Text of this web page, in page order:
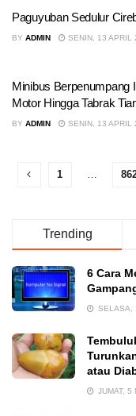
Paguyuban Sedulur
BY ADMIN SENIN, 13 APRIL
Minibus Berpenumpang
Motor Hingga Tabrak
BY ADMIN SENIN, 13 APRIL
1 …
Trending
6 Cara
SELASA,
atau
JUMAT, 5